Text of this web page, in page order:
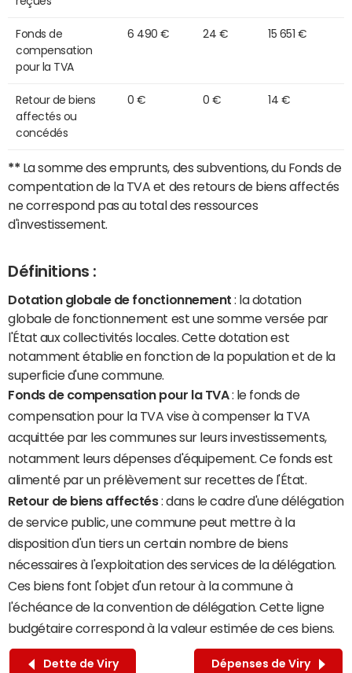
Fonds de
compensation
pour la TVA
6 490 € 24 € 15 651 €
Retour de biens
affectés ou
concédés
0 € 0 € 14 €
** La somme des emprunts, des subventions, du Fonds de
compentation de la TVA et des retours de biens affectés
ne correspond pas au total des ressources
d'investissement.
Définitions :
Dotation globale de fonctionnement : la dotation
globale de fonctionnement est une somme versée par
l'État aux collectivités locales. Cette dotation est
notamment établie en fonction de la population et de la
superficie d'une commune.
Fonds de compensation pour la TVA: le fonds de
compensation pour la TVA vise à compenser la TVA
acquittée par les communes sur leurs investissements,
notamment leurs dépenses d'équipement. Ce fonds est
alimenté par un prélèvement sur recettes de l'État.
Retour de biens affectés: dans le cadre d'une délégation
de service public, une commune peut mettre à la
disposition d'un tiers un certain nombre de biens
nécessaires à l'exploitation des services de la délégation.
Ces biens font l'objet d'un retour à la commune à
l'échéance de la convention de délégation. Cette ligne
budgétaire correspond à la valeur estimée de ces biens.
Dette de Viry Dépenses de Viry